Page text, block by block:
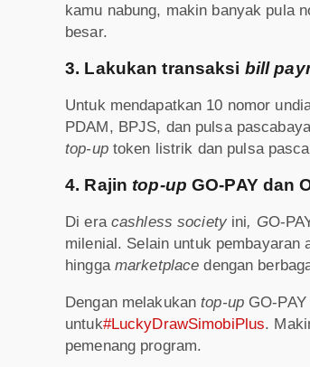
kamu nabung, makin banyak pula
besar.
3. Lakukan transaksi bill
Untuk mendapatkan 10 nomor
PDAM, BPJS, dan pulsa
top-uptoken listrik dan pulsa
4. Rajin top-up GO-PAY dan
Di era cashless societyini, GO-
milenial. Selain untuk pembayaran
hingga marketplace dengan
Dengan melakukantop-up GO-
untuk#LuckyDrawSimobiPlus.
pemenang program.